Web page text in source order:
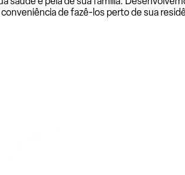
de fazê-los perto de sua